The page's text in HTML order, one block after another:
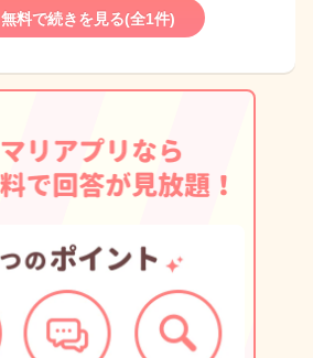
無料で続きを見る(全1件)